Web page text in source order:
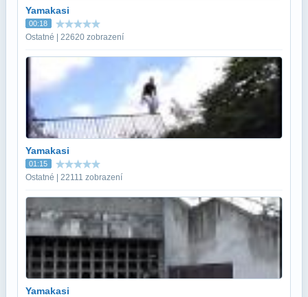
Yamakasi
00:18
Ostatné | 22620 zobrazení
Yamakasi
01:15
Ostatné | 22111 zobrazení
Yamakasi